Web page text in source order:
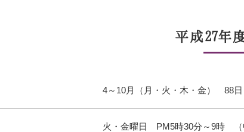
平成27年
4～10月（月・火・木・金） 88日
火・金曜日 PM5時30分～9時 （